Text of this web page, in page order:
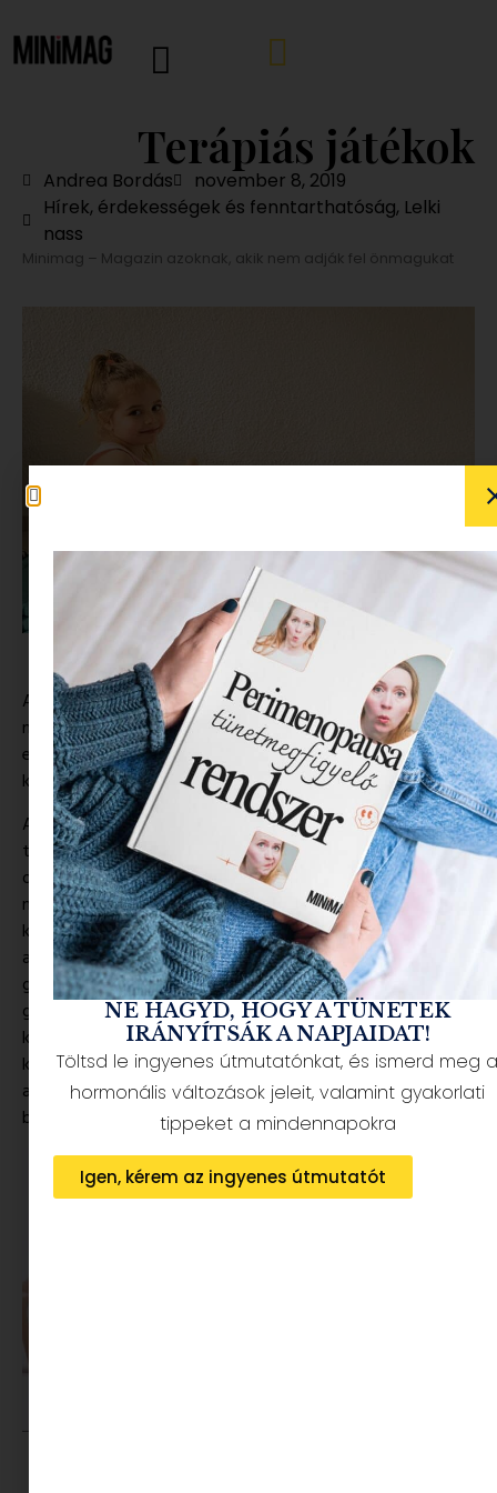
Terápiás játékok
Andrea Bordás
november 8, 2019
Hírek, érdekességek és fenntarthatóság, Lelki
nass
Minimag – Magazin azoknak, akik nem adják fel önmagukat
A kölni nemzetközi vásáron, a híres KIND + JUGEND-en
mutatkozott be ez a csodaszép fa játéksorozat, melynek
elsődleges feldat, hogy segítsen az érzelmi problémákkal
küzdő gyerekeknek.
A játékot, egy izraeli formatervező,Yaara Nusboim
tervezte . Yaara számára a tervezés az önkifejezés része,
olyan új dolgokat hoz létre, amelyek segítenek és
megváltoztathatják mások életét. Ezt szem előtt tartva
készítette el a juharból és puha műanyagból álló babáit,
amelyek segítenek az érzelmi problémákkal küzdő
gyermekeknek. A játékterápiás módszer azt sugallja, hogy a
gyermekek képesek gyógyítani magukat, csak a megfelelő
körülményekre van szükségük. Ezeknek az új, meglepő
kinézetű babáknak – formájuk és megjelenésük miatt is – az
a feladatuk, hogy megkönnyítsék a gyermek kapcsolatát a
belső világával, és javítsák érzelmi állapotukat.
NE HAGYD, HOGY A TÜNETEK
IRÁNYÍTSÁK A NAPJAIDAT!
Töltsd le ingyenes útmutatónkat, és ismerd meg a
hormonális változások jeleit, valamint gyakorlati
tippeket a mindennapokra
Igen, kérem az ingyenes útmutatót